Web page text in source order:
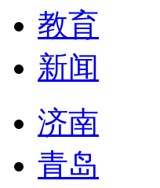
教育
新闻
济南
青岛